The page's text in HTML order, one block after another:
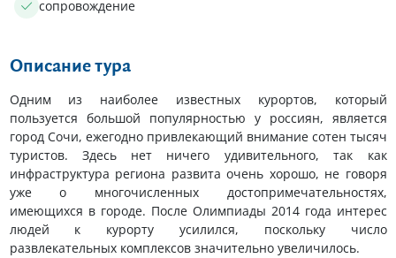
сопровождение
Описание тура
Одним из наиболее известных курортов, который
пользуется большой популярностью у россиян, является
город Сочи, ежегодно привлекающий внимание сотен тысяч
туристов. Здесь нет ничего удивительного, так как
инфраструктура региона развита очень хорошо, не говоря
уже о многочисленных достопримечательностях,
имеющихся в городе. После Олимпиады 2014 года интерес
людей к курорту усилился, поскольку число
развлекательных комплексов значительно увеличилось.